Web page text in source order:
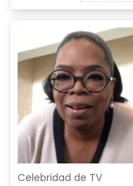
Celebridad de TV